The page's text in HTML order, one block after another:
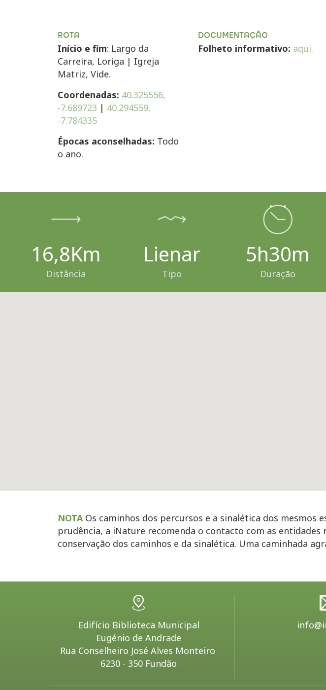
ROTA
Início e fim: Largo da
Carreira, Loriga | Igreja
Matriz, Vide.
Coordenadas: 40.325556,
-7.689723 | 40.294559,
-7.784335
Épocas aconselhadas: Todo
o ano.
DOCUMENTAÇÃO
Folheto informativo: aqui.
16,8Km
Distância
Lienar
Tipo
5h30m
Duração
NOTAOs caminhos dos percursos e a sinalética dos mesmos
prudência, a iNature recomenda o contacto com as
conservação dos caminhos e da sinalética. Uma caminhada
Edifício Biblioteca Municipal
Eugénio de Andrade
Rua Conselheiro José Alves Monteiro
6230 - 350 Fundão